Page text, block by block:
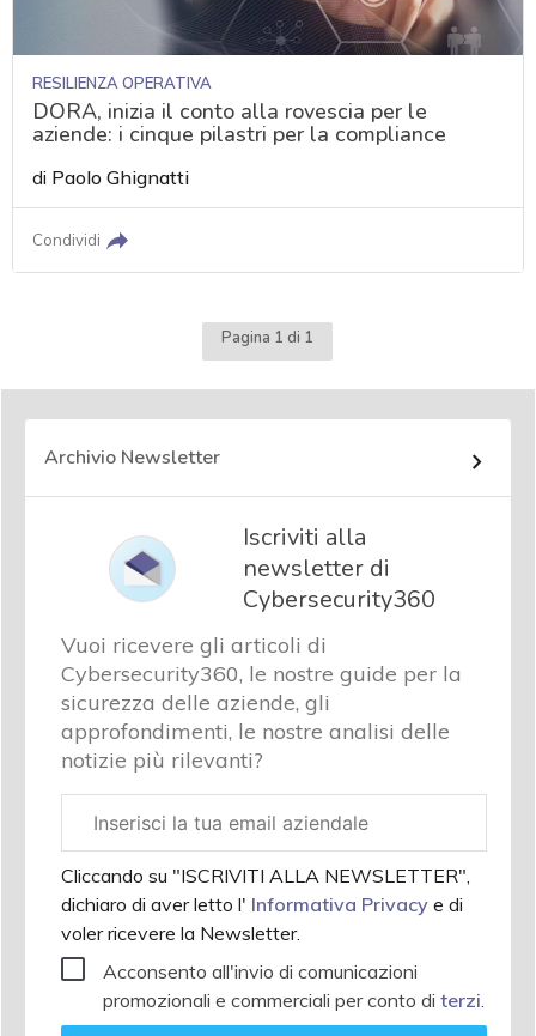
RESILIENZA OPERATIVA
DORA, inizia il conto alla rovescia per le
aziende: i cinque pilastri per la compliance
di Paolo Ghignatti
Condividi
Pagina 1 di 1
Archivio Newsletter
Iscriviti alla
newsletter di
Cybersecurity360
Vuoi ricevere gli articoli di
Cybersecurity360, le nostre guide per la
sicurezza delle aziende, gli
approfondimenti, le nostre analisi delle
notizie più rilevanti?
aziendale
Cliccando su "ISCRIVITI ALLA NEWSLETTER",
dichiaro di aver letto l' Informativa Privacy e di
voler ricevere la Newsletter.
Acconsento all'invio di comunicazioni
promozionali e commerciali per conto di terzi.